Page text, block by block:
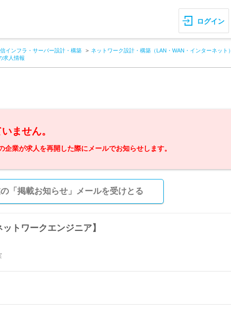
ログイン
インフラ・サーバー設計・構築 ネットワーク設計・構築（LAN・WAN・インターネット）
求人情報
ません。
企業が求人を再開した際にメールでお知らせします。
「掲載お知らせ」メールを受けとる
トワークエンジニア】